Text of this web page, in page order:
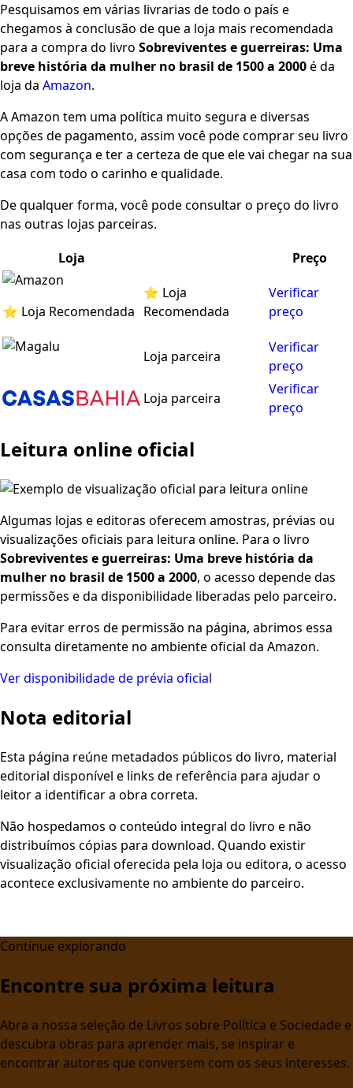
Pesquisamos em várias livrarias de todo o país e
chegamos à conclusão de que a loja mais recomendada
para a compra do livro Sobreviventes e guerreiras: Uma
breve história da mulher no brasil de 1500 a 2000é da
loja da Amazon.
A Amazon tem uma política muito segura e diversas
opções de pagamento, assim você pode comprar seu livro
com segurança e ter a certeza de que ele vai chegar na sua
casa com todo o carinho e qualidade.
De qualquer forma, você pode consultar o preço do livro
nas outras lojas parceiras.
Loja
Preço
⭐ Loja Recomendada
⭐ Loja
Recomendada
Verificar
preço
Loja parceira
Verificar
preço
Loja parceira
Verificar
preço
Leitura online oficial
Algumas lojas e editoras oferecem amostras, prévias ou
visualizações oficiais para leitura online. Para o livro
Sobreviventes e guerreiras: Uma breve história da
mulher no brasil de 1500 a 2000, o acesso depende das
permissões e da disponibilidade liberadas pelo parceiro.
Para evitar erros de permissão na página, abrimos essa
consulta diretamente no ambiente oficial da Amazon.
Ver disponibilidade de prévia oficial
Nota editorial
Esta página reúne metadados públicos do livro, material
editorial disponível e links de referência para ajudar o
leitor a identificar a obra correta.
Não hospedamos o conteúdo integral do livro e não
distribuímos cópias para download. Quando existir
visualização oficial oferecida pela loja ou editora, o acesso
acontece exclusivamente no ambiente do parceiro.
Continue explorando
Encontre sua próxima leitura
Abra a nossa seleção de Livros sobre Política e Sociedade e
descubra obras para aprender mais, se inspirar e
encontrar autores que conversem com os seus interesses.